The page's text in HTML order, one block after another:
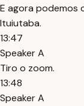
E agora podemos
Ituiutaba.
13:47
Speaker A
Tiro o zoom.
13:48
Speaker A